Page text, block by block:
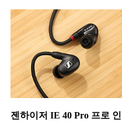
젠하이저 IE 40 Pro 프로 인